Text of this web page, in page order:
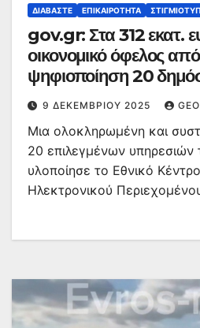
ΔΙΑΒΆΣΤΕ ΕΠΙΚΑΙΡΌΤΗΤΑ
gov.gr: Στα 312 εκατ.
οικονομικό όφελος
ψηφιοποίηση 20
– Αποκαλυπτική
9 ΔΕΚΕΜΒΡΊΟΥ 2025
Μια ολοκληρωμένη και
20 επιλεγμένων υπηρεσιών
υλοποίησε το Εθνικό
Ηλεκτρονικού